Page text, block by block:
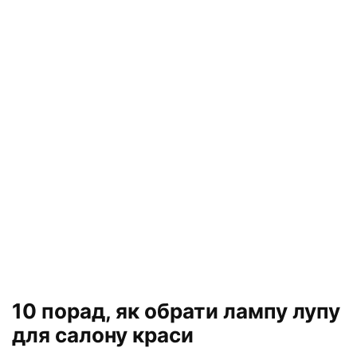
10 порад, як обрати лампу лупу
для салону краси